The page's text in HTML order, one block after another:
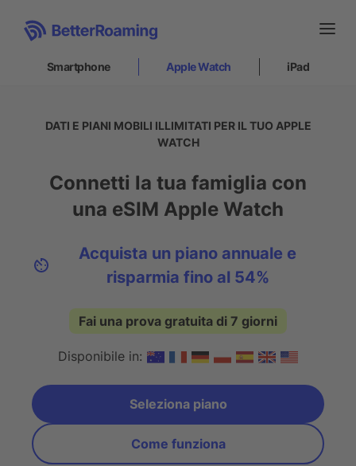
Come funziona
Come installare
Accesso| Iscrizione
Seleziona un piano
Smartphone Apple Watch iPad
DATI E PIANI MOBILI ILLIMITATI PER IL TUO APPLE
WATCH
Connetti la tua famiglia con
una eSIM Apple Watch
Acquista un piano annuale e
risparmia fino al 54%
Fai una prova gratuita di 7 giorni
Disponibile in:
Seleziona piano
Come funziona